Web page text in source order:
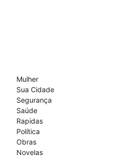
Mulher
Sua Cidade
Segurança
Saúde
Rapidas
Política
Obras
Novelas